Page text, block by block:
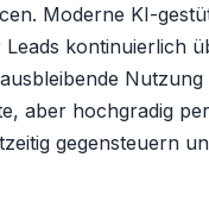
Moderne KI-
kontinuierlich
aber hochgradig
gegensteuern